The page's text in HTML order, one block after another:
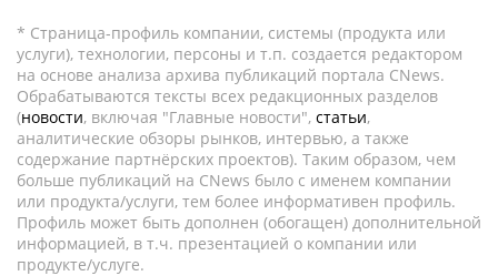
* Страница-профиль компании, системы (продукта или
услуги), технологии, персоны и т.п. создается редактором
на основе анализа архива публикаций портала CNews.
Обрабатываются тексты всех редакционных разделов
(новости, включая "Главные новости", статьи,
аналитические обзоры рынков, интервью, а также
содержание партнёрских проектов). Таким образом, чем
больше публикаций на CNews было с именем компании
или продукта/услуги, тем более информативен профиль.
Профиль может быть дополнен (обогащен) дополнительной
информацией, в т.ч. презентацией о компании или
продукте/услуге.